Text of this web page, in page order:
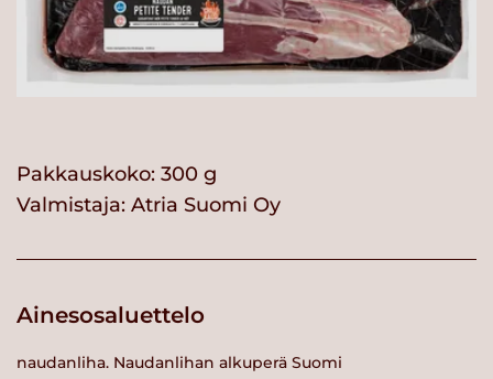
Pakkauskoko: 300 g
Valmistaja: Atria Suomi Oy
Ainesosaluettelo
naudanliha. Naudanlihan alkuperä Suomi